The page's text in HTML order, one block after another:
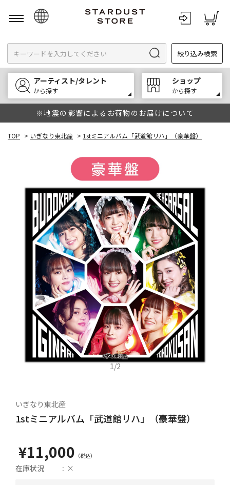
English
한국어
中文
絞り込み検索
アーティスト/タレント
から探す
ショップ
から探す
※地震の影響によるお荷物のお届けについて
TOP > いぎなり東北産 > 1stミニアルバム「武道館リハ」（豪華盤）
1/2
いぎなり東北産
1stミニアルバム「武道館リハ」（豪華盤）
¥11,000
在庫状況 ×